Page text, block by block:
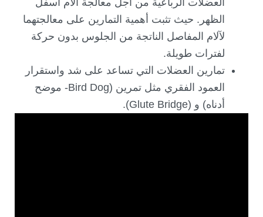
الظهر. حيث تثبت أهمية التمارين على معالجتهما
لآلام المفاصل الناتجة من الجلوس بدون حركة
لفترات طويلة.
تمارين العضلات التي تساعد على شد واستقرار
العمود الفقري مثل تمرين (Bird Dog- موضح
أدناه) و (Glute Bridge).